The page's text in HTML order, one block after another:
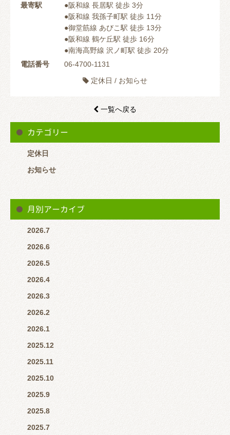
最寄駅
●阪和線 長居駅 徒歩 3分
●阪和線 我孫子町駅 徒歩 11分
●御堂筋線 あびこ駅 徒歩 13分
●阪和線 鶴ケ丘駅 徒歩 16分
●南海高野線 沢ノ町駅 徒歩 20分
電話番号
06-4700-1131
 定休日 / お知らせ
 一覧へ戻る
カテゴリー
定休日
お知らせ
月別アーカイブ
2026.7
2026.6
2026.5
2026.4
2026.3
2026.2
2026.1
2025.12
2025.11
2025.10
2025.9
2025.8
2025.7